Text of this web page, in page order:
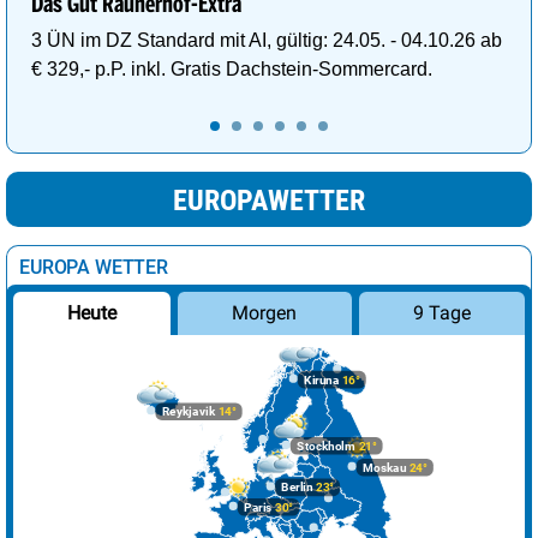
Das Gut Raunerhof-Extra
3 ÜN im DZ Standard mit AI, gültig: 24.05. - 04.10.26 ab
€ 329,- p.P. inkl. Gratis Dachstein-Sommercard.
EUROPAWETTER
EUROPA WETTER
Heute Morgen 9 Tage
Moskau 24°
Paris30°
Stockholm21°
Kiruna 16°
Reykjavik 14°
Berlin23°